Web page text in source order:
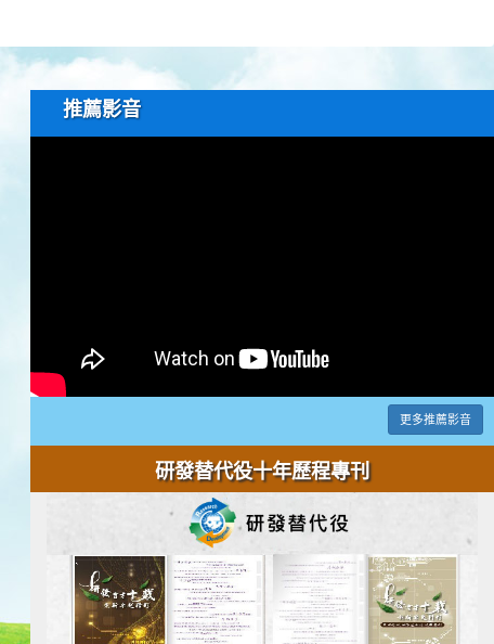
推薦影音
更多推薦影音
研發替代役十年歷程專刊